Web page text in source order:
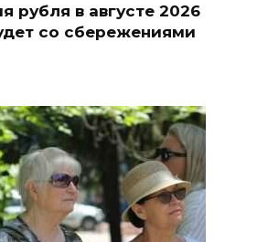
рубля в августе 2026
со сбережениями